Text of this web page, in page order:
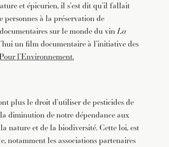
et épicurien, il s’est dit qu’il fallait
à la préservation de
sur le monde du vinLa
un film documentaire à l’initiative des
l’Environnement.
plus le droit d’utiliser de pesticides de
diminution de notre dépendance aux
nature et de la biodiversité. Cette loi, est
notamment les associations partenaires